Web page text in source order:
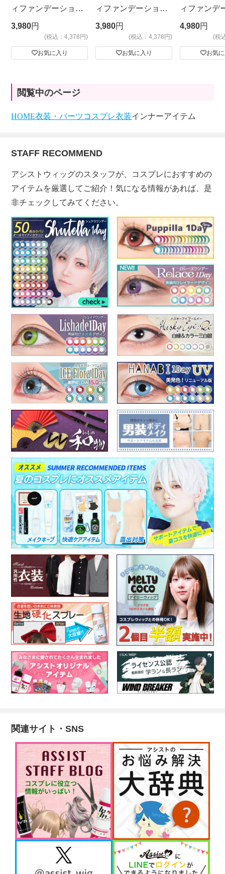
ィファンデーショ
ン メッシュタイプ
3,980円
(税込：4,378円)
お気に入り
ィファンデーショ
ン ノーマルタイ
プ ベージュ
3,980円
(税込：4,378円)
お気に入り
ィファンデ
ン 胸あり
4,980円
(税
お気
閲覧中のページ
HOME衣装・パーツコスプレ衣装インナーアイテム
STAFF RECOMMEND
アシストウィッグのスタッフが、コスプレにおすすめの
アイテムを厳選してご紹介！気になる情報があれば、是
非チェックしてみてください。
関連サイト・SNS